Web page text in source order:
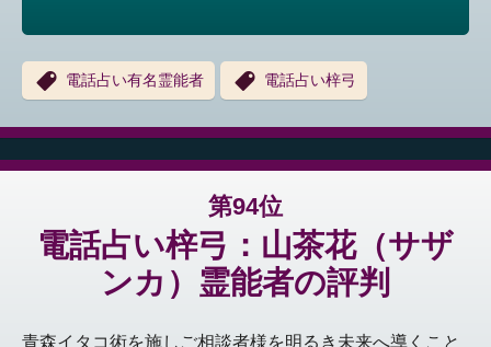
電話占い有名霊能者 電話占い梓弓
第94位
電話占い梓弓：山茶花（サザ
ンカ）霊能者の評判
青森イタコ術を施しご相談者様を明るき未来へ導くこと